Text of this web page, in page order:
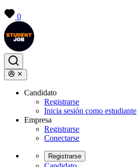
0
Candidato
Registrarse
Inicia sesión como estudiante
Empresa
Registrarse
Conectarse
Registrarse